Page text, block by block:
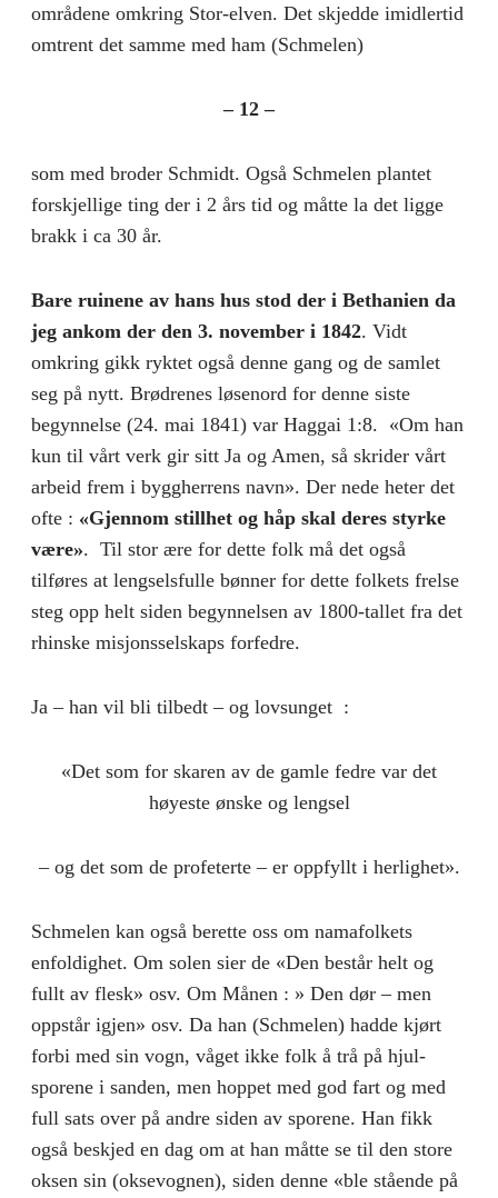
områdene omkring Stor-elven. Det skjedde imidlertid
omtrent det samme med ham (Schmelen)
– 12 –
som med broder Schmidt. Også Schmelen plantet
forskjellige ting der i 2 års tid og måtte la det ligge
brakk i ca 30 år.
Bare ruinene av hans hus stod der i Bethanien da
jeg ankom der den 3. november i 1842. Vidt
omkring gikk ryktet også denne gang og de samlet
seg på nytt. Brødrenes løsenord for denne siste
begynnelse (24. mai 1841) var Haggai 1:8. «Om han
kun til vårt verk gir sitt Ja og Amen, så skrider vårt
arbeid frem i byggherrens navn». Der nede heter det
ofte : «Gjennom stillhet og håp skal deres styrke
være». Til stor ære for dette folk må det også
tilføres at lengselsfulle bønner for dette folkets frelse
steg opp helt siden begynnelsen av 1800-tallet fra det
rhinske misjonsselskaps forfedre.
Ja – han vil bli tilbedt – og lovsunget :
«Det som for skaren av de gamle fedre var det
høyeste ønske og lengsel
– og det som de profeterte – er oppfyllt i herlighet».
Schmelen kan også berette oss om namafolkets
enfoldighet. Om solen sier de «Den består helt og
fullt av flesk» osv. Om Månen : » Den dør – men
oppstår igjen» osv. Da han (Schmelen) hadde kjørt
forbi med sin vogn, våget ikke folk å trå på hjul-
sporene i sanden, men hoppet med god fart og med
full sats over på andre siden av sporene. Han fikk
også beskjed en dag om at han måtte se til den store
oksen sin (oksevognen), siden denne «ble stående på